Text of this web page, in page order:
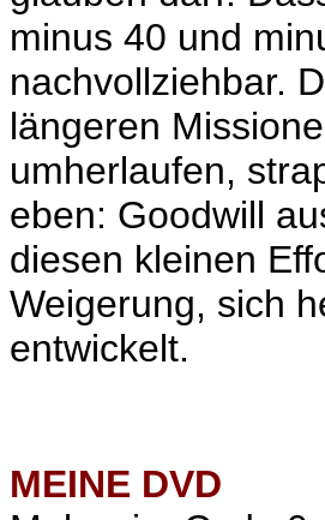
minus 40 und
nachvollziehbar.
längeren
umherlaufen,
eben: Goodwill
diesen kleinen
Weigerung, sich
entwickelt.
MEINE DVD